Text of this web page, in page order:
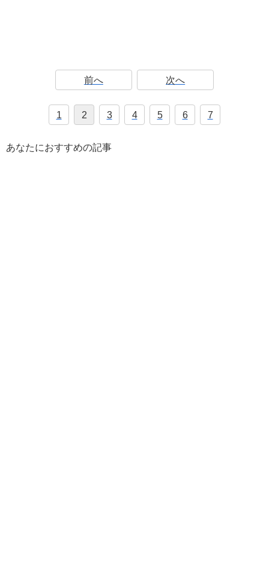
前へ 次へ
1 2 3 4 5 6 7
あなたにおすすめの記事